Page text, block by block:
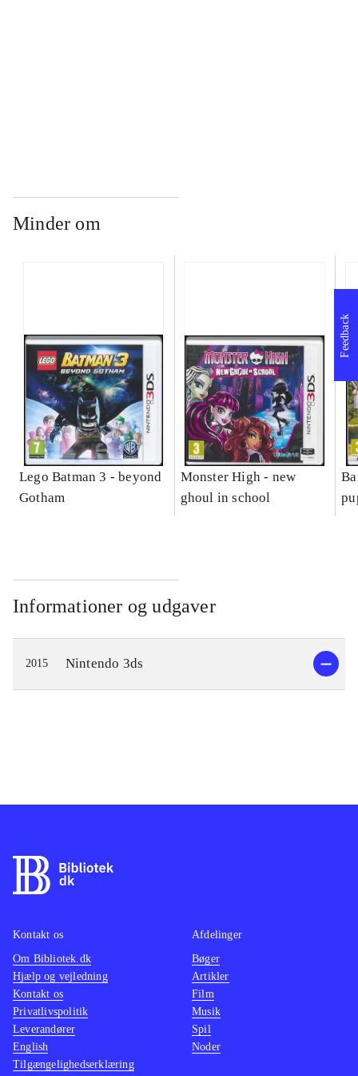
Minder om
Lego Batman 3 - beyond
Gotham
Monster High - new
ghoul in school
Informationer og udgaver
2015 Nintendo 3ds
Feedback
Kontakt os
Om Bibliotek.dk
Hjælp og vejledning
Kontakt os
Privatlivspolitik
Leverandører
English
Tilgængelighedserklæring
Afdelinger
Bøger
Artikler
Film
Musik
Spil
Noder